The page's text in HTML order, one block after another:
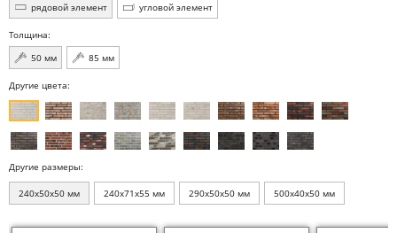
рядовой элемент угловой элемент
Толщина:
50 мм
85 мм
Другие цвета:
Другие размеры:
240x50x50 мм 240x71x55 мм 290x50x50 мм 500x40x50 мм